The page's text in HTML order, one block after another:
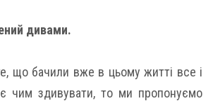
дивами.
що бачили вже в цьому житті все і
чим здивувати, то ми пропонуємо